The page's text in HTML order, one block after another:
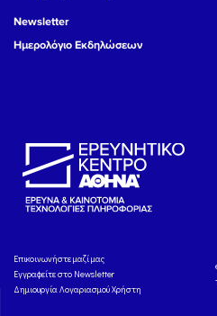
Newsletter
Ημερολόγιο Εκδηλώσεων
Eπικοινωνήστε μαζί μας
Εγγραφείτε στο Newsletter
Δημιουργία Λογαριασμού Χρήστη